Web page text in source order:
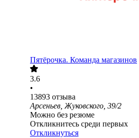
Пятёрочка. Команда магазинов
3.6
•
13893 отзыва
Арсеньев, Жуковского, 39/2
Можно без резюме
Откликнитесь среди первых
Откликнуться